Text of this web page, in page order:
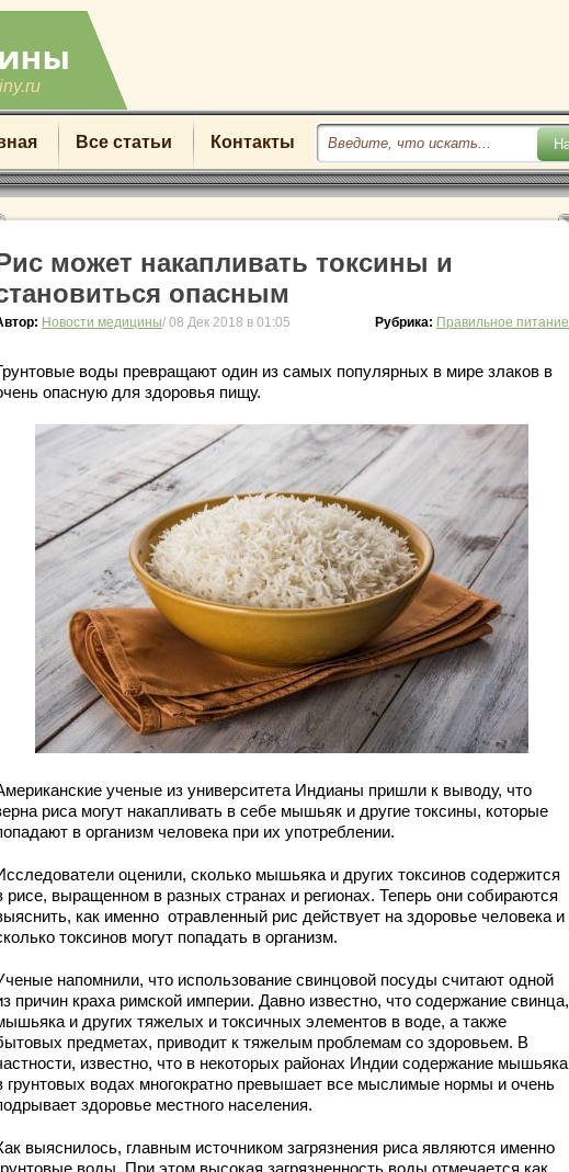
Все статьи Контакты
может накапливать токсины и
опасным
Новости медицины/ 08 Дек 2018 в 01:05 Рубрика: Правильное питание
воды превращают один из самых популярных в мире злаков в
опасную для здоровья пищу.
ученые из университета Индианы пришли к выводу, что
риса могут накапливать в себе мышьяк и другие токсины, которые
в организм человека при их употреблении.
оценили, сколько мышьяка и других токсинов содержится
рисе, выращенном в разных странах и регионах. Теперь они собираются
как именно отравленный рис действует на здоровье человека и
токсинов могут попадать в организм.
напомнили, что использование свинцовой посуды считают одной
причин краха римской империи. Давно известно, что содержание свинца,
и других тяжелых и токсичных элементов в воде, а также
предметах, приводит к тяжелым проблемам со здоровьем. В
известно, что в некоторых районах Индии содержание мышьяка
грунтовых водах многократно превышает все мыслимые нормы и очень
здоровье местного населения.
выяснилось, главным источником загрязнения риса являются именно
воды. При этом высокая загрязненность воды отмечается как